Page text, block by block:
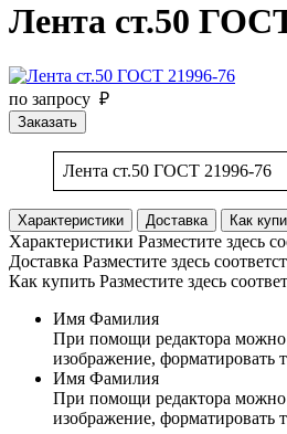
Лента ст.50
по запросу ₽
Заказать
Лента ст.50 ГОСТ 21996-76
Характеристики Доставка Как
Характеристики Разместите здесь
Доставка Разместите здесь
Как купить Разместите здесь
Имя Фамилия
При помощи редактора можно
изображение, форматировать
Имя Фамилия
При помощи редактора можно
изображение, форматировать